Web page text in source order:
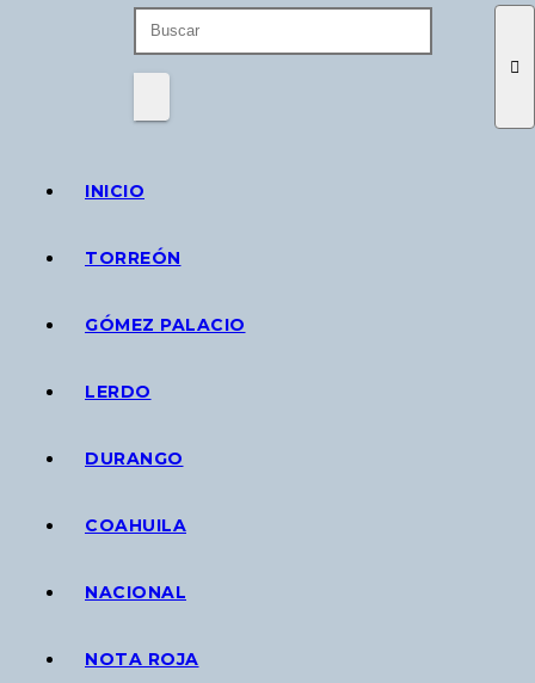
INICIO
TORREÓN
GÓMEZ PALACIO
LERDO
DURANGO
COAHUILA
NACIONAL
NOTA ROJA